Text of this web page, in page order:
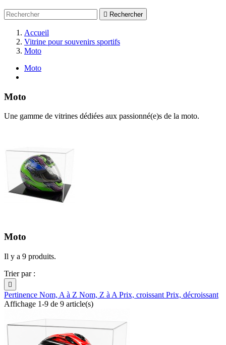
 Rechercher
Accueil
Vitrine pour souvenirs sportifs
Moto
Moto
Moto
Une gamme de vitrines dédiées aux passionné(e)s de la moto.
Moto
Il y a 9 produits.
Trier par :

Pertinence Nom, A à Z Nom, Z à A Prix, croissant Prix, décroissant
Affichage 1-9 de 9 article(s)